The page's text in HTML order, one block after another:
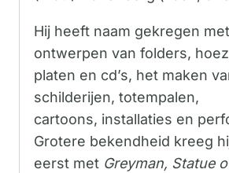
Hij heeft naam gekregen
ontwerpen van folders,
platen en cd’s, het maken
schilderijen, totempalen,
cartoons, installaties en
Grotere bekendheid kreeg
eerst met Greyman, Statue